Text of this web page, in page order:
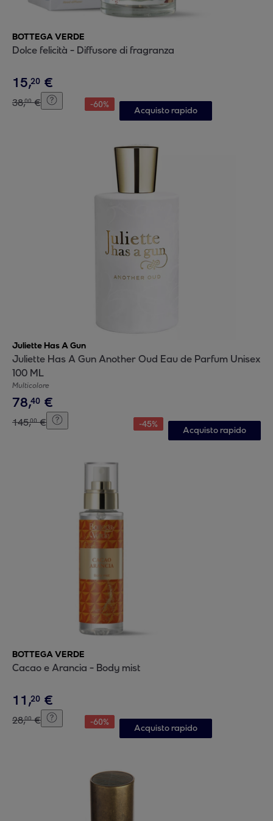
BOTTEGA VERDE
Dolce felicità - Diffusore di fragranza
15,20 €
38,00 € -60%
Acquisto rapido
Juliette Has A Gun
Juliette Has A Gun Another Oud Eau de Parfum Unisex
100 ML
Multicolore
78,40 €
145,00 € -45%
Acquisto rapido
BOTTEGA VERDE
Cacao e Arancia - Body mist
11,20 €
28,00 € -60%
Acquisto rapido